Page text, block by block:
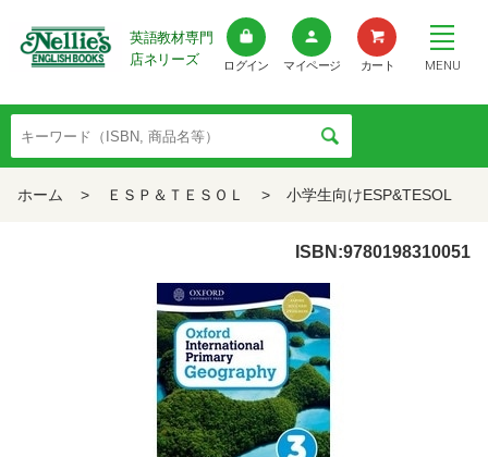
英語教材専門
店ネリーズ
ログイン マイページ カート MENU
ホーム > ＥＳＰ＆ＴＥＳＯＬ > 小学生向けESP&TESOL
ISBN:9780198310051